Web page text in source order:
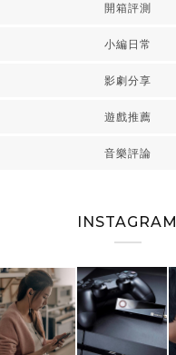
開箱評測
小編日常
影劇分享
遊戲推薦
音樂評論
INSTAGRAM